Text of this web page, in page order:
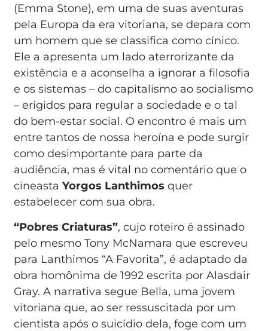
(Emma Stone), em uma de suas aventuras
pela Europa da era vitoriana, se depara com
um homem que se classifica como cínico.
Ele a apresenta um lado aterrorizante da
existência e a aconselha a ignorar a filosofia
e os sistemas – do capitalismo ao socialismo
– erigidos para regular a sociedade e o tal
do bem-estar social. O encontro é mais um
entre tantos de nossa heroína e pode surgir
como desimportante para parte da
audiência, mas é vital no comentário que o
cineastaYorgos Lanthimos quer
estabelecer com sua obra.
“Pobres Criaturas”, cujo roteiro é assinado
pelo mesmo Tony McNamara que escreveu
para Lanthimos “A Favorita”, é adaptado da
obra homônima de 1992 escrita por Alasdair
Gray. A narrativa segue Bella, uma jovem
vitoriana que, ao ser ressuscitada por um
cientista após o suicídio dela, foge com um